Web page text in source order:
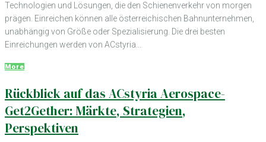
Technologien und Lösungen, die den Schienenverkehr von morgen
prägen. Einreichen können alle österreichischen Bahnunternehmen,
unabhängig von Größe oder Spezialisierung. Die drei besten
Einreichungen werden von ACstyria...
More
Rückblick auf das ACstyria Aerospace-
Get2Gether: Märkte, Strategien,
Perspektiven